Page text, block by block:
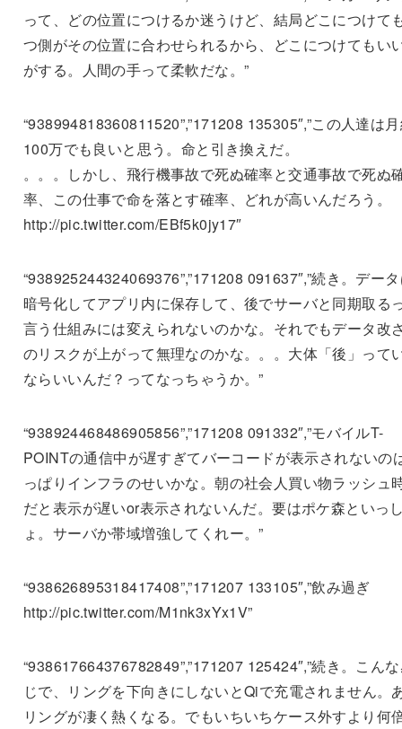
って、どの位置につけるか迷うけど、結局どこにつけて
つ側がその位置に合わせられるから、どこにつけてもい
がする。人間の手って柔軟だな。”
“938994818360811520”,”171208 135305″,”この人達は
100万でも良いと思う。命と引き換えだ。
。。。しかし、飛行機事故で死ぬ確率と交通事故で死ぬ
率、この仕事で命を落とす確率、どれが高いんだろう。
http://pic.twitter.com/EBf5k0jy17″
“938925244324069376”,”171208 091637″,”続き。デー
暗号化してアプリ内に保存して、後でサーバと同期取る
言う仕組みには変えられないのかな。それでもデータ改
のリスクが上がって無理なのかな。。。大体「後」って
ならいいんだ？ってなっちゃうか。”
“938924468486905856”,”171208 091332″,”モバイルT-
POINTの通信中が遅すぎてバーコードが表示されないの
っぱりインフラのせいかな。朝の社会人買い物ラッシュ
だと表示が遅いor表示されないんだ。要はポケ森といっ
ょ。サーバか帯域増強してくれー。”
“938626895318417408”,”171207 133105″,”飲み過ぎ
http://pic.twitter.com/M1nk3xYx1V”
“938617664376782849”,”171207 125424″,”続き。こん
じで、リングを下向きにしないとQiで充電されません。
リングが凄く熱くなる。でもいちいちケース外すより何